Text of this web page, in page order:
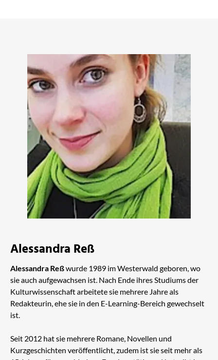
Alessandra Reß
Alessandra Reßwurde 1989 im Westerwald geboren, wo
sie auch aufgewachsen ist. Nach Ende ihres Studiums der
Kulturwissenschaft arbeitete sie mehrere Jahre als
Redakteurin, ehe sie in den E-Learning-Bereich gewechselt
ist.
Seit 2012 hat sie mehrere Romane, Novellen und
Kurzgeschichten veröffentlicht, zudem ist sie seit mehr als